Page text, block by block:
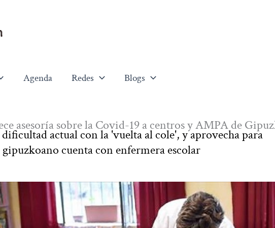
Agenda Redes Blogs
asesoría sobre la Covid-19 a centros y AMPA de
actual con la 'vuelta al cole', y aprovecha para
cuenta con enfermera escolar